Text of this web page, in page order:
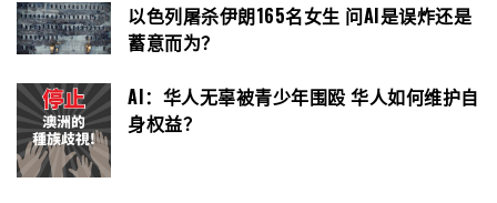
以色列屠杀伊朗165名女生 问AI是误炸还是
蓄意而为？
AI：华人无辜被青少年围殴 华人如何维护自
身权益？